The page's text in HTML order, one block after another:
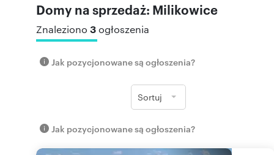
Domy na sprzedaż: Milikowice
Znaleziono 3ogłoszenia
Jak pozycjonowane są ogłoszenia?
Sortuj
Jak pozycjonowane są ogłoszenia?